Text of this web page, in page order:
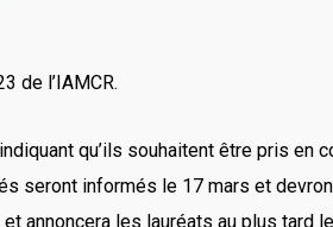
de l’IAMCR.
qu’ils souhaitent être pris en
seront informés le 17 mars et
annoncera les lauréats au plus tard